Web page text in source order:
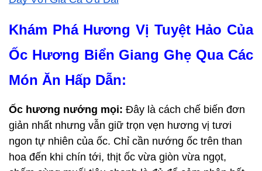
Khám Phá Hương Vị Tuyệt Hảo Của
Ốc Hương Biển Giang Ghẹ Qua Các
Món Ăn Hấp Dẫn:
Ốc hương nướng mọi: Đây là cách chế biến đơn
giản nhất nhưng vẫn giữ trọn vẹn hương vị tươi
ngon tự nhiên của ốc. Chỉ cần nướng ốc trên than
hoa đến khi chín tới, thịt ốc vừa giòn vừa ngọt,